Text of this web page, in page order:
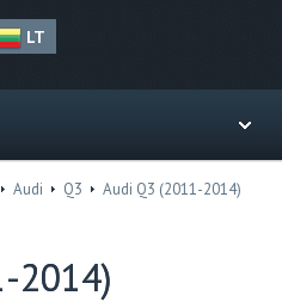
LT
Audi Q3 Audi Q3 (2011-2014)
2014)